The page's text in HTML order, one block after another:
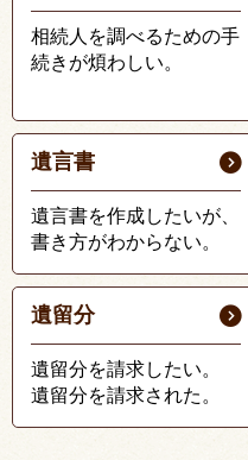
相続人を調べるための手
続きが煩わしい。
遺言書
遺言書を作成したいが、
書き方がわからない。
遺留分
遺留分を請求したい。
遺留分を請求された。